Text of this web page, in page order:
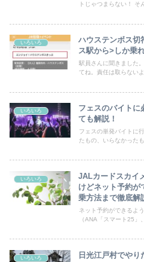
トじゃつまらない！ そ
いろいろ
ハウステンボス
ス駅から>しか乗
駅員さんに聞きました
てね。責任は取らない
いろいろ
フェスのバイトに
ても解説！
フェスの単発バイトに
たもの、いらなかった
いろいろ
JALカードスカイ
けどネット予約が
乗方法まで徹底解
ネット予約ができるよ
（ANA「スマート25
いろいろ 日光江戸村でや